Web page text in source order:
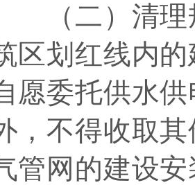
（二）清理
区划红线内
愿委托供水
，不得收取
管网的建设